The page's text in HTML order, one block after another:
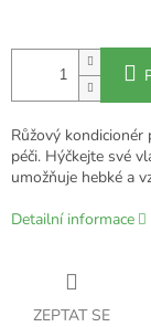
Růžový
péči. Hýčkejte své
umožňuje hebké a
Detailní informace
ZEPTAT SE